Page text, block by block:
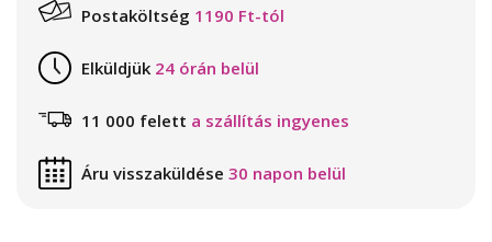
Postaköltség 1190 Ft-tól
Elküldjük 24 órán belül
11 000 felett a szállítás ingyenes
Áru visszaküldése 30 napon belül